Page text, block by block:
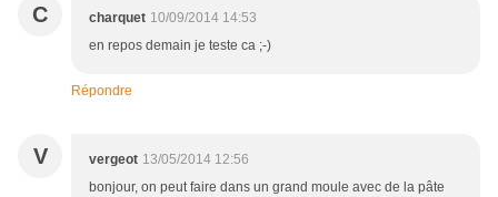
C charquet 10/09/2014 14:53
en repos demain je teste ca ;-)
Répondre
V vergeot 13/05/2014 12:56
bonjour, on peut faire dans un grand moule avec de la pâte